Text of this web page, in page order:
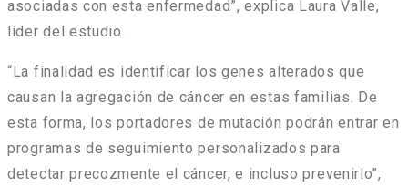
asociadas con esta enfermedad”, explica Laura Valle,
líder del estudio.
“La finalidad es identificar los genes alterados que
causan la agregación de cáncer en estas familias. De
esta forma, los portadores de mutación podrán entrar en
programas de seguimiento personalizados para
detectar precozmente el cáncer, e incluso prevenirlo”,